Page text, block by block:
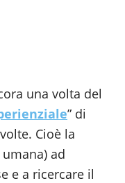
una volta del
” di
Cioè la
ad
e a ricercare il